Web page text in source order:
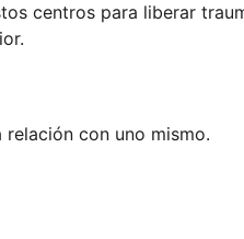
centros para liberar
con uno mismo.